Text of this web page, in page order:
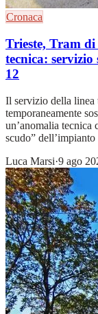
Cronaca
Trieste, Tram
tecnica:
12
Il servizio della linea
temporaneamente
un’anomalia tecnica
scudo”
Luca Marsi·9 ago